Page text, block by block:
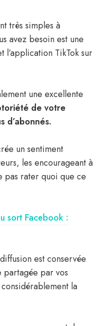
très simples à
avez besoin est une
l’application TikTok sur
une excellente
de votre
d’abonnés.
un sentiment
les encourageant à
rater quoi que ce
sort Facebook :
est conservée
par vos
la